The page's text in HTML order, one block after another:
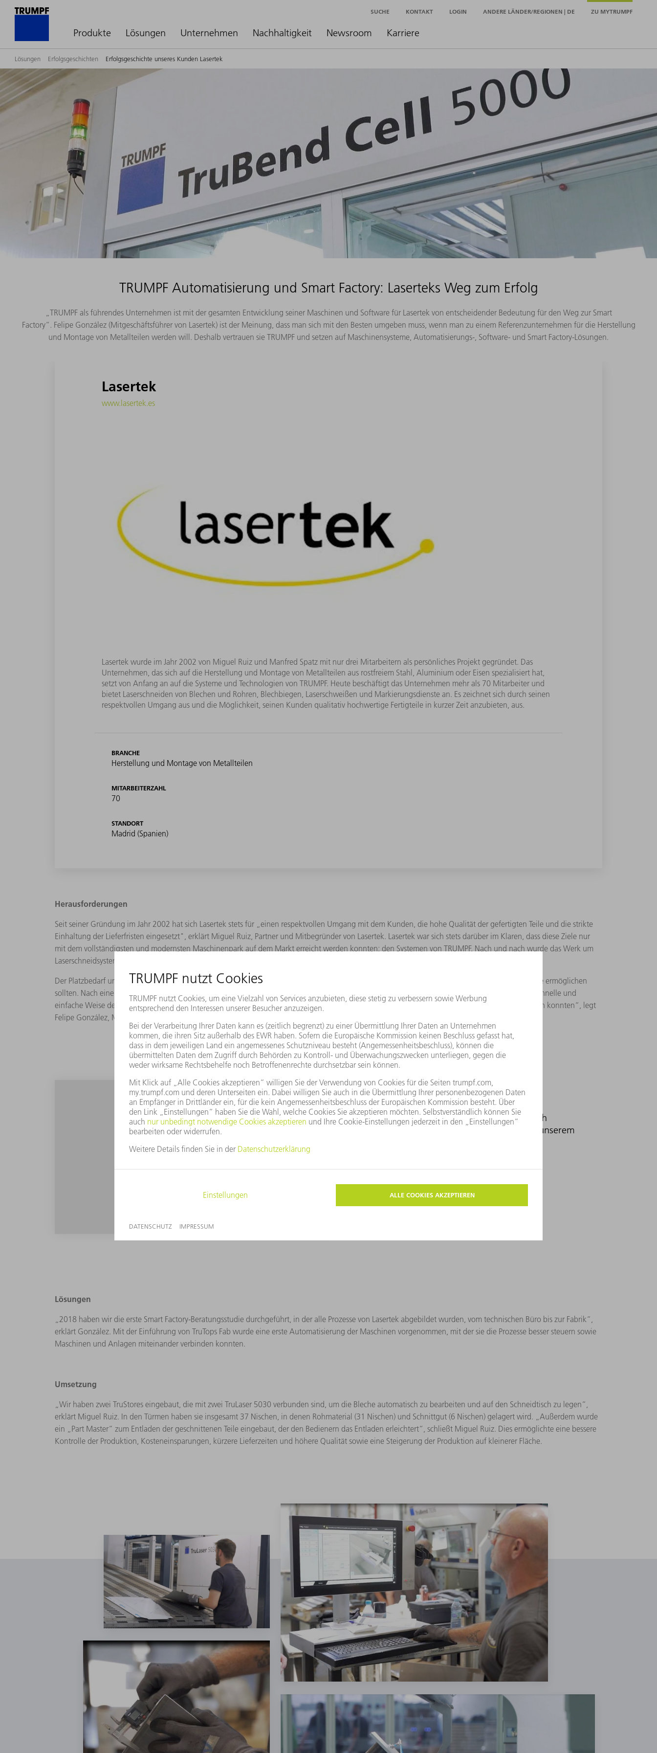
Produkte Lösungen Unternehmen Nachhaltigkeit Newsroom Karriere
SUCHE KONTAKT LOGIN ANDERE LÄNDER/REGIONEN | DE ZU MYTRUMPF
Lösungen Erfolgsgeschichten Erfolgsgeschichte unseres Kunden Lasertek
TRUMPF Automatisierung und Smart Factory: Laserteks Weg zum Erfolg
„TRUMPF als führendes Unternehmen ist mit der gesamten Entwicklung seiner Maschinen und Software für Lasertek von entscheidender Bedeutung für den Weg zur Smart
Factory“. Felipe González (Mitgeschäftsführer von Lasertek) ist der Meinung, dass man sich mit den Besten umgeben muss, wenn man zu einem Referenzunternehmen für die Herstellung
und Montage von Metallteilen werden will. Deshalb vertrauen sie TRUMPF und setzen auf Maschinensysteme, Automatisierungs-, Software- und Smart Factory-Lösungen.
Lasertek
www.lasertek.es
Lasertek wurde im Jahr 2002 von Miguel Ruiz und Manfred Spatz mit nur drei Mitarbeitern als persönliches Projekt gegründet. Das
Unternehmen, das sich auf die Herstellung und Montage von Metallteilen aus rostfreiem Stahl, Aluminium oder Eisen spezialisiert hat,
setzt von Anfang an auf die Systeme und Technologien von TRUMPF. Heute beschäftigt das Unternehmen mehr als 70 Mitarbeiter und
bietet Laserschneiden von Blechen und Rohren, Blechbiegen, Laserschweißen und Markierungsdienste an. Es zeichnet sich durch seinen
respektvollen Umgang aus und die Möglichkeit, seinen Kunden qualitativ hochwertige Fertigteile in kurzer Zeit anzubieten, aus.
BRANCHE
Herstellung und Montage von Metallteilen
MITARBEITERZAHL
70
STANDORT
Madrid (Spanien)
Herausforderungen
Seit seiner Gründung im Jahr 2002 hat sich Lasertek stets für „einen respektvollen Umgang mit dem Kunden, die hohe Qualität der gefertigten Teile und die strikte
Einhaltung der Lieferfristen eingesetzt", erklärt Miguel Ruiz, Partner und Mitbegründer von Lasertek. Lasertek war sich stets darüber im Klaren, dass diese Ziele nur
mit dem vollständigsten und modernsten Maschinenpark auf dem Markt erreicht werden konnten: den Systemen von TRUMPF. Nach und nach wurde das Werk um
Laserschneidsysteme für Bleche und Rohre, Biegemaschinen und sogar Lasermarkierungs- und Laserschweißmaschinen erweitert.
Der Platzbedarf und die Produktionskontrolle verlangten 2017 Änderungen und Entscheidungen von Lasertek, die mehr Kontrolle über die Prozesse ermöglichen
sollten. Nach einem Besuch der Smart Factory von TRUMPF in Chicago fanden sie die Antwort auf ihre Bedürfnisse. „Wir sahen, dass wir auf sehr schnelle und
einfache Weise den festgestellten Bedarf decken und eine bessere Kontrolle über unsere Produktionsprozesse, Kosten und den Platzbedarf erreichen konnten“, legt
Felipe González, Mitgeschäftsführer von Lasertek dar.
Wir wollen das modernste und technologisch
fortschrittlichste Unternehmen Spaniens in unserem
PARTNER UND MITBEGRÜNDER VON LASERTEK
Lösungen
„2018 haben wir die erste Smart Factory-Beratungsstudie durchgeführt, in der alle Prozesse von Lasertek abgebildet wurden, vom technischen Büro bis zur Fabrik“,
erklärt González. Mit der Einführung von TruTops Fab wurde eine erste Automatisierung der Maschinen vorgenommen, mit der sie die Prozesse besser steuern sowie
Maschinen und Anlagen miteinander verbinden konnten.
Umsetzung
„Wir haben zwei TruStores eingebaut, die mit zwei TruLaser 5030 verbunden sind, um die Bleche automatisch zu bearbeiten und auf den Schneidtisch zu legen“,
erklärt Miguel Ruiz. In den Türmen haben sie insgesamt 37 Nischen, in denen Rohmaterial (31 Nischen) und Schnittgut (6 Nischen) gelagert wird. „Außerdem wurde
ein „Part Master“ zum Entladen der geschnittenen Teile eingebaut, der den Bedienern das Entladen erleichtert“, schließt Miguel Ruiz. Dies ermöglichte eine bessere
Kontrolle der Produktion, Kosteneinsparungen, kürzere Lieferzeiten und höhere Qualität sowie eine Steigerung der Produktion auf kleinerer Fläche.